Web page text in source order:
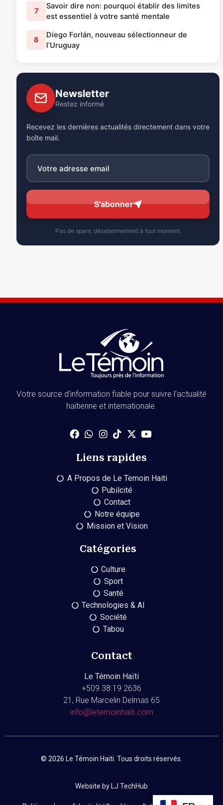
7
Savoir dire non: pourquoi établir des limites
est essentiel à votre santé mentale
8
Diego Forlán, nouveau sélectionneur de
l’Uruguay
Newsletter
Restez informé
Recevez les dernières actualités directement dans votre
boîte mail.
S'abonner
Pas de spam, désabonnement à tout moment.
Votre source d’information fiable pour suivre l’actualité
haïtienne et internationale.
Liens rapides
A Propos de Le Temoin Haiti
Pubilcité
Contact
Notre équipe
Mission et Vision
Catégories
Culture
Sport
Santé
Technologies & AI
Société
Tabou
Contact
Le Témoin Haïti
+509 38 19 2636
21, Rue Marcelin Delmas 65
info@letemoinhaiti.com
© 2026 Le Témoin Haiti. Tous droits réservés.
Website by LJ TechHub